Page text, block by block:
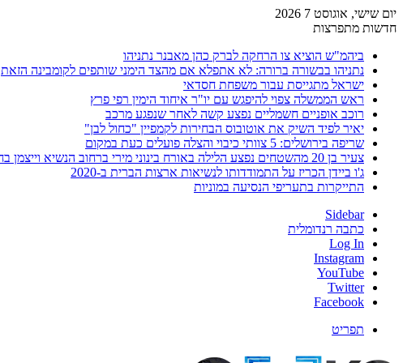
יום שישי, אוגוסט 7 2026
חדשות מתפרצות
ביהמ"ש הוציא צו הרחקה לברק כהן מאבנר נתניהו
נתניהו בבשורה ברורה: לא אתפלא אם מהצד הימני שותפים לקומבינה הזאת
ישראל מתגייסת עבור משפחת חסדאי
ראש הממשלה צפוי להיפגש עם יו"ר איחוד הימין רפי פרץ
רוכב אופניים חשמליים נפצע קשה לאחר שנפגע מרכב
יאיר לפיד השיק את אוטובוס הבחירות לקמפיין "כחול לבן"
שריפה בירושלים: 5 צוותי כיבוי והצלה פועלים כעת במקום
צעיר בן 20 מהשטחים נפצע הלילה באורח בינוני מירי ברחוב הנשיא וייצמן בחדרה
ג'ו ביידן הכריז על התמודדותו לנשיאות ארצות הברית ב-2020
התייקרות בתעריפי הנסיעה במוניות
Sidebar
כתבה רנדומלית
Log In
Instagram
YouTube
Twitter
Facebook
תפריט